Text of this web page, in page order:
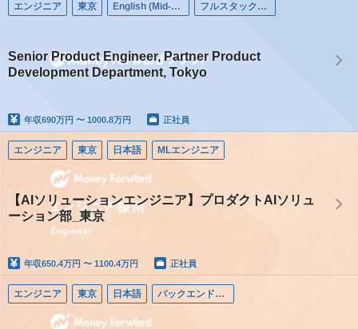
エンジニア 東京 English (Mid-career) フルスタックエンジニア
Senior Product Engineer, Partner Product
Development Department, Tokyo
年収690万円 〜 1000.8万円 正社員
エンジニア 東京 日本語 MLエンジニア
【AIソリューションエンジニア】プロダクトAIソリュ
ーション部_東京
年収650.4万円 〜 1100.4万円 正社員
エンジニア 東京 日本語 バックエンドエンジニア